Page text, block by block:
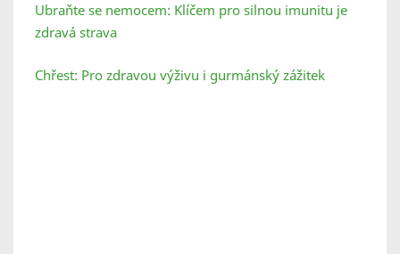
Ubraňte se nemocem: Klíčem pro silnou imunitu je
zdravá strava
Chřest: Pro zdravou výživu i gurmánský zážitek